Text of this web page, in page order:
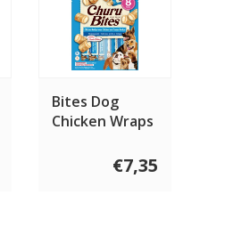
Bites Dog
Chicken Wraps
€7,35